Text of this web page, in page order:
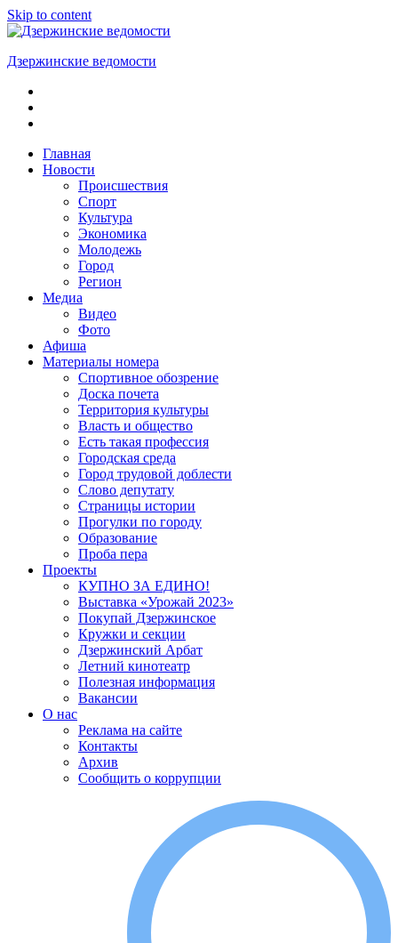
Skip to content
Дзержинские ведомости
ОБЩЕСТВЕННО-
ПОЛИТИЧЕСКАЯ
ГАЗЕТАГлавная
Новости
Происшествия
Спорт
Культура
Экономика
Молодежь
Город
Регион
Медиа
Видео
Фото
Афиша
Материалы номера
Спортивное обозрение
Доска почета
Территория культуры
Власть и общество
Есть такая профессия
Городская среда
Город трудовой доблести
Слово депутату
Страницы истории
Прогулки по городу
Образование
Проба пера
Проекты
КУПНО ЗА ЕДИНО!
Выставка «Урожай 2023»
Покупай Дзержинское
Кружки и секции
Дзержинский Арбат
Летний кинотеатр
Полезная информация
Вакансии
О нас
Реклама на сайте
Контакты
Архив
Сообщить о коррупции